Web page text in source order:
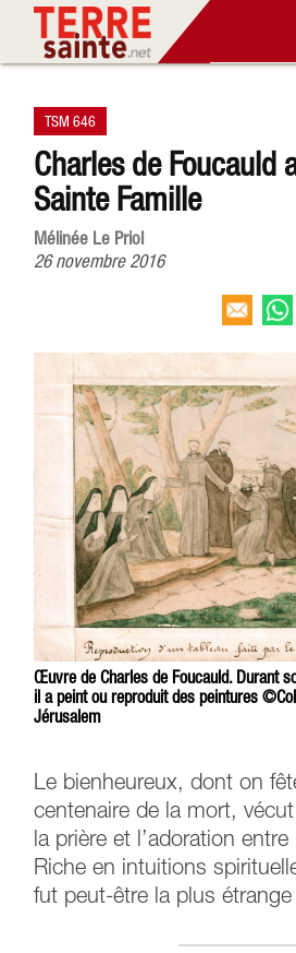
TSM 646
Charles de Foucauld
Sainte Famille
Mélinée Le Priol
26 novembre 2016
Œuvre de Charles de Foucauld. Durant
il a peint ou reproduit des peintures
Jérusalem
Le bienheureux, dont on
centenaire de la mort,
la prière et l’adoration
Riche en intuitions
fut peut-être la plus étrange